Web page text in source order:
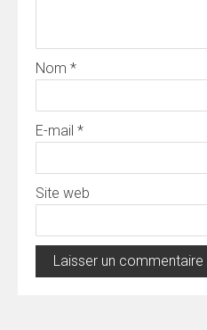
Nom *
E-mail *
Site web